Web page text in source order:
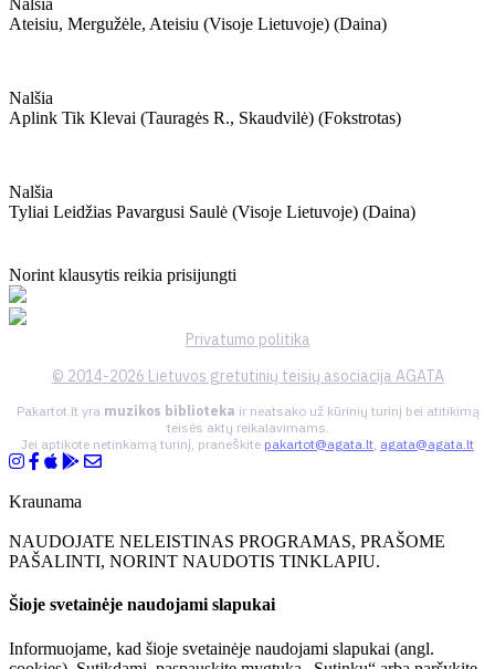
Nalšia
Ateisiu, Mergužėle, Ateisiu (visoje Lietuvoje) (daina)
Nalšia
Aplink Tik Klevai (tauragės R., Skaudvilė) (fokstrotas)
Nalšia
Tyliai Leidžias Pavargusi Saulė (visoje Lietuvoje) (daina)
Norint klausytis reikia prisijungti
Privatumo politika
© 2014-2026 Lietuvos gretutinių teisių asociacija AGATA
Pakartot.lt yra muzikos biblioteka ir neatsako už kūrinių turinį bei atitikimą
teisės aktų reikalavimams.
Jei aptikote netinkamą turinį, praneškite pakartot@agata.lt, agata@agata.lt
Kraunama
NAUDOJATE NELEISTINAS PROGRAMAS, PRAŠOME
PAŠALINTI, NORINT NAUDOTIS TINKLAPIU.
Šioje svetainėje naudojami slapukai
Informuojame, kad šioje svetainėje naudojami slapukai (angl.